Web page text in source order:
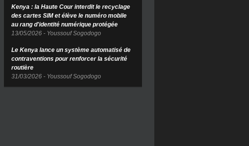
Kenya : la Haute Cour interdit le recyclage
des cartes SIM et élève le numéro mobile
au rang d'identité numérique protégée
13/05/2026 - Youssouf Sogodogo
Le Kenya lance un système automatisé de
contraventions pour renforcer la sécurité
routière
31/03/2026 - Youssouf Sogodogo